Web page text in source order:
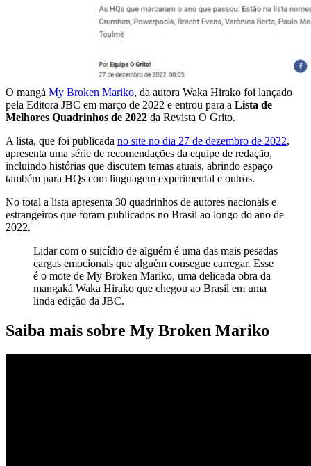
O mangá My Broken Mariko, da autora Waka Hirako foi lançado
pela Editora JBC em março de 2022 e entrou para a Lista de
Melhores Quadrinhos de 2022 da Revista O Grito.
A lista, que foi publicada no site no dia 27 de dezembro de 2022,
apresenta uma série de recomendações da equipe de redação,
incluindo histórias que discutem temas atuais, abrindo espaço
também para HQs com linguagem experimental e outros.
No total a lista apresenta 30 quadrinhos de autores nacionais e
estrangeiros que foram publicados no Brasil ao longo do ano de
2022.
Lidar com o suicídio de alguém é uma das mais pesadas
cargas emocionais que alguém consegue carregar. Esse
é o mote de My Broken Mariko, uma delicada obra da
mangaká Waka Hirako que chegou ao Brasil em uma
linda edição da JBC.
Saiba mais sobre My Broken Mariko